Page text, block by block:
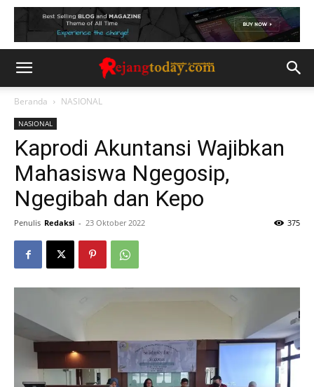
Beranda NASIONAL
NASIONAL
Kaprodi Akuntansi Wajibkan
Mahasiswa Ngegosip,
Ngegibah dan Kepo
Penulis Redaksi - 23 Oktober 2022 375